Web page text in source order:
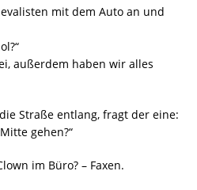
mit dem Auto an und
außerdem haben wir alles
Straße entlang, fragt der eine:
gehen?“
im Büro? – Faxen.